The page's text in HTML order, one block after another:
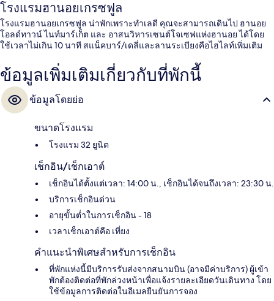
โรงแรมฮานอยเกรซฟูล
โรงแรมฮานอยเกรซฟูล น่าพักเพราะทำเลดี คุณจะสามารถเดินไป ฮานอย
โอลด์ทาวน์ ไนท์มาร์เก็ต และ อาสนวิหารเซนต์โจเซฟแห่งฮานอย ได้โดย
ใช้เวลาไม่เกิน 10 นาที สแน็คบาร์/เดลี่และลานระเบียงคือไฮไลท์เพิ่มเติม
ข้อมูลเพิ่มเติมเกี่ยวกับที่พักนี้
ข้อมูลโดยย่อ
ขนาดโรงแรม
โรงแรม 32 ยูนิต
เช็กอิน/เช็กเอาต์
เช็กอินได้ตั้งแต่เวลา: 14:00 น., เช็กอินได้จนถึงเวลา: 23:30 น.
บริการเช็กอินด่วน
อายุขั้นต่ำในการเช็กอิน - 18
เวลาเช็กเอาต์คือ เที่ยง
คำแนะนำพิเศษสำหรับการเช็กอิน
ที่พักแห่งนี้มีบริการรับส่งจากสนามบิน (อาจมีค่าบริการ) ผู้เข้า
พักต้องติดต่อที่พักล่วงหน้าเพื่อแจ้งรายละเอียดวันเดินทาง โดย
ใช้ข้อมูลการติดต่อในอีเมลยืนยันการจอง